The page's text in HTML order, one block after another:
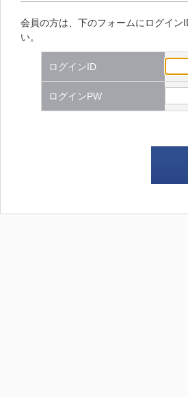
会員の方は、下のフォームにログイン
い。
ログインID
ログインPW